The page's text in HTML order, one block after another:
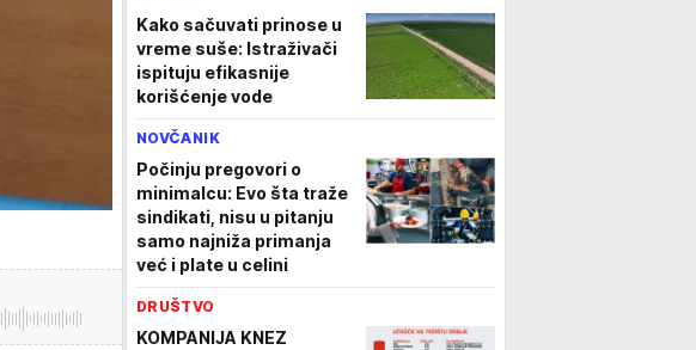
Kako sačuvati prinose u
vreme suše: Istraživači
ispituju efikasnije
korišćenje vode
NOVČANIK
Počinju pregovori o
minimalcu: Evo šta traže
sindikati, nisu u pitanju
samo najniža primanja
već i plate u celini
DRUŠTVO
KOMPANIJA KNEZ